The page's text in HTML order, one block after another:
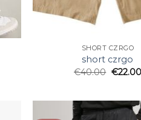
SHORT CZRGO
short czrgo
€40.00 €22.00